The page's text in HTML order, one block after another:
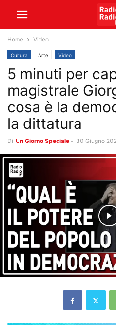
Home Video
Cultura Arte Video
5 minuti per
magistrale
cosa è la
la dittatura
Di Un Giorno Speciale - 30 Giugno